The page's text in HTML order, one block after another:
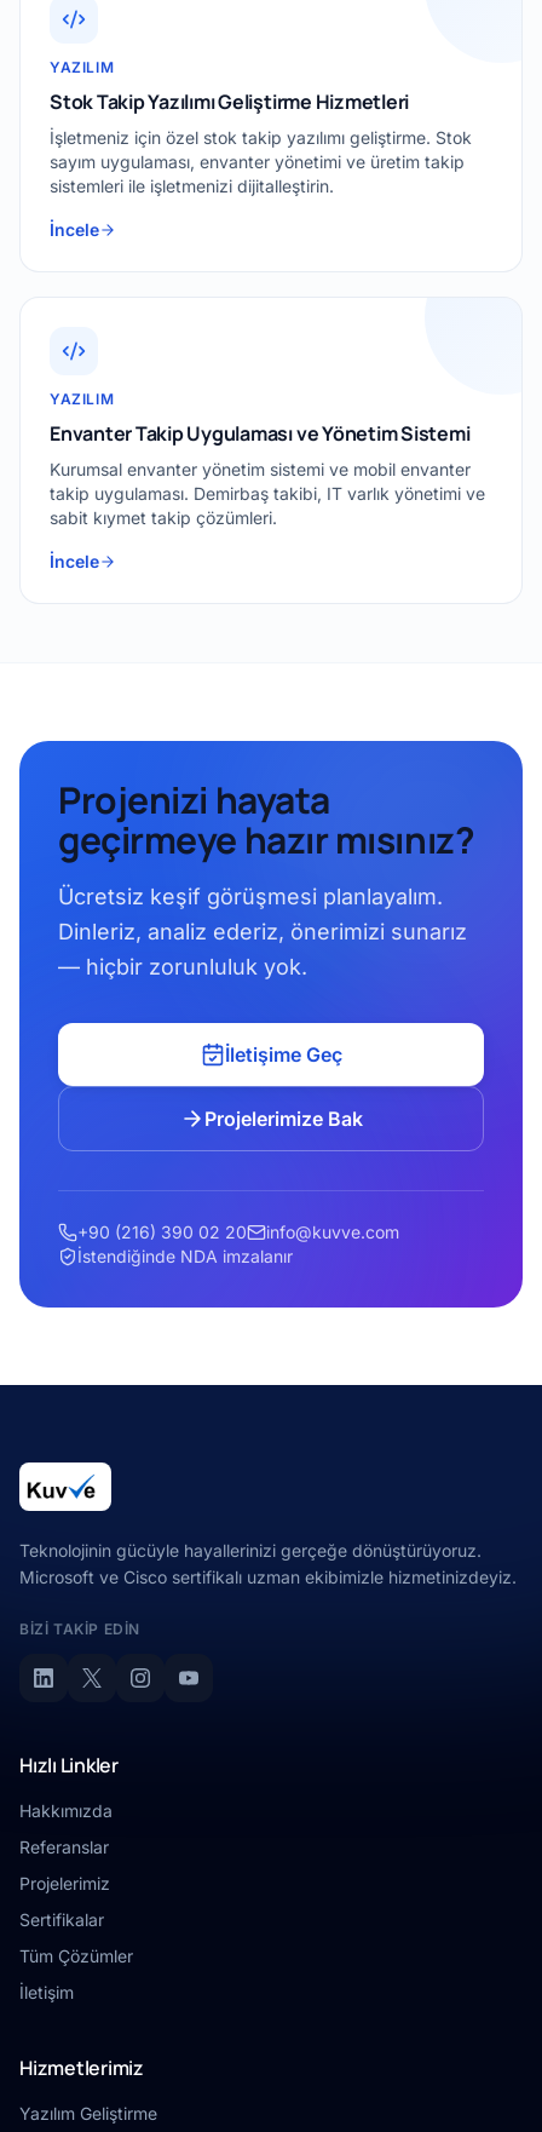
YAZILIM
Stok Takip Yazılımı Geliştirme Hizmetleri
İşletmeniz için özel stok takip yazılımı geliştirme. Stok
sayım uygulaması, envanter yönetimi ve üretim takip
sistemleri ile işletmenizi dijitalleştirin.
İncele
YAZILIM
Envanter Takip Uygulaması ve Yönetim Sistemi
Kurumsal envanter yönetim sistemi ve mobil envanter
takip uygulaması. Demirbaş takibi, IT varlık yönetimi ve
sabit kıymet takip çözümleri.
İncele
Projenizi hayata
geçirmeye hazır mısınız?
Ücretsiz keşif görüşmesi planlayalım.
Dinleriz, analiz ederiz, önerimizi sunarız
— hiçbir zorunluluk yok.
İletişime Geç
Projelerimize Bak
+90 (216) 390 02 20
info@kuvve.com
İstendiğinde NDA imzalanır
Teknolojinin gücüyle hayallerinizi gerçeğe dönüştürüyoruz.
Microsoft ve Cisco sertifikalı uzman ekibimizle hizmetinizdeyiz.
BIZI TAKIP EDIN
Hızlı Linkler
Hakkımızda
Referanslar
Projelerimiz
Sertifikalar
Tüm Çözümler
İletişim
Hizmetlerimiz
Yazılım Geliştirme